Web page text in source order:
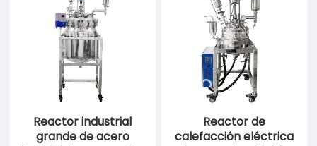
Reactor industrial
grande de acero
Reactor de
calefacción eléctrica